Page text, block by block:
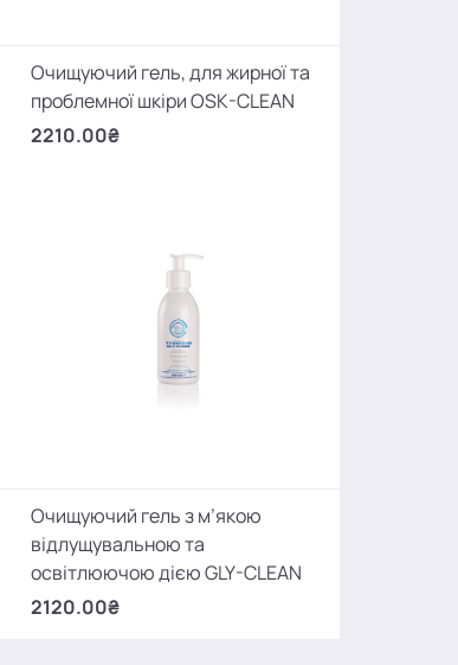
Очищуючий гель, для жирної та
проблемної шкіри OSK-CLEAN
2210.00₴
Очищуючий гель з м’якою
відлущувальною та
освітлюючою дією GLY-CLEAN
2120.00₴